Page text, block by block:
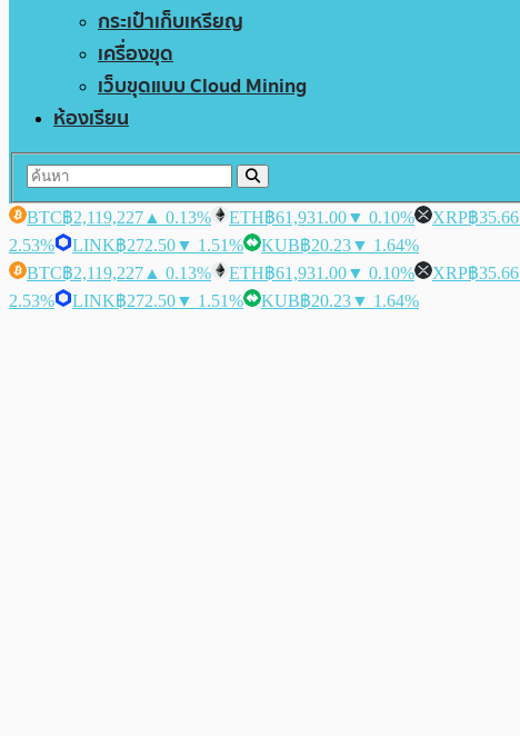
กระเป๋าเก็บเหรียญ
เครื่องขุด
เว็บขุดแบบ Cloud Mining
ห้องเรียน
BTC฿2,119,227 ▲ 0.13% ETH฿61,931.00▼ 0.10% XRP฿35.66
2.53%
LINK฿272.50▼ 1.51% KUB฿20.23▼ 1.64%
BTC฿2,119,227 ▲ 0.13% ETH฿61,931.00▼ 0.10% XRP฿35.66
2.53%
LINK฿272.50▼ 1.51% KUB฿20.23▼ 1.64%